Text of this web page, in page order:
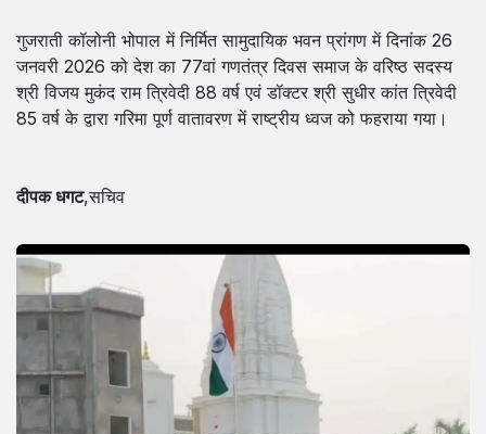
गुजराती कॉलोनी भोपाल में निर्मित सामुदायिक भवन प्रांगण में दिनांक 26
जनवरी 2026 को देश का 77वां गणतंत्र दिवस समाज के वरिष्ठ सदस्य
श्री विजय मुकंद राम त्रिवेदी 88 वर्ष एवं डॉक्टर श्री सुधीर कांत त्रिवेदी
85 वर्ष के द्वारा गरिमा पूर्ण वातावरण में राष्ट्रीय ध्वज को फहराया गया।
दीपक धगट,सचिव